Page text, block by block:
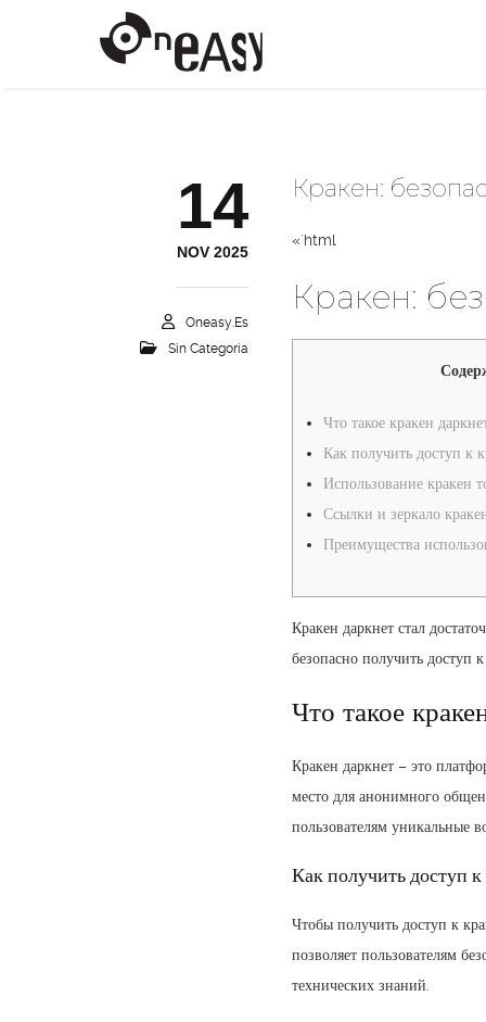
14
NOV 2025
Oneasy.es
Sin Categoría
Кракен:
«`html
Кракен:
Что такое кракен
Как получить доступ к
Использование кракен
Ссылки и зеркало
Преимущества
Кракен даркнет стал
безопасно получить доступ
Что такое
Кракен даркнет – это
место для анонимного
пользователям уникальные
Как получить доступ
Чтобы получить доступ к
позволяет пользователям
технических знаний.